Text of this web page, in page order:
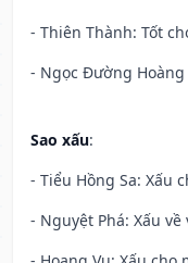
- Thiên Thành: Tốt
- Ngọc Đường
Sao xấu:
- Tiểu Hồng Sa: Xấu
- Nguyệt Phá: Xấu